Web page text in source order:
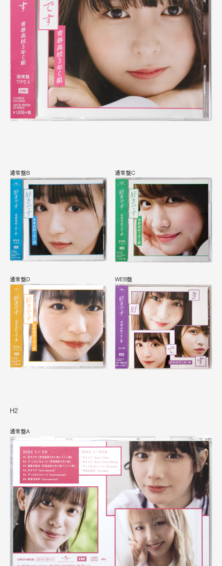
通常盤B 通常盤C
通常盤D WEB盤
H2
通常盤A